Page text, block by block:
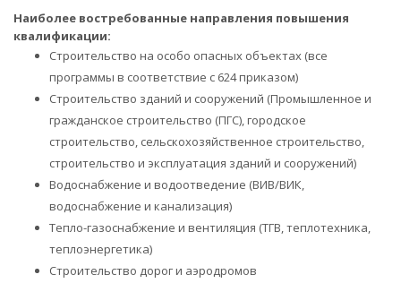
Наиболее востребованные направления повышения
квалификации:
Строительство на особо опасных объектах (все
программы в соответствие с 624 приказом)
Строительство зданий и сооружений (Промышленное и
гражданское строительство (ПГС), городское
строительство, сельскохозяйственное строительство,
строительство и эксплуатация зданий и сооружений)
Водоснабжение и водоотведение (ВИВ/ВИК,
водоснабжение и канализация)
Тепло-газоснабжение и вентиляция (ТГВ, теплотехника,
теплоэнергетика)
Строительство дорог и аэродромов